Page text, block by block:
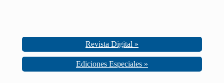
Revista Digital »
Ediciones Especiales »